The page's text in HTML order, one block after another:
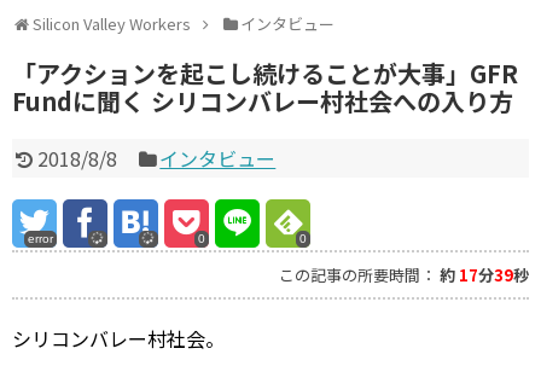
Silicon Valley Workers インタビュー
「アクションを起こし続けることが大事」GFR
Fundに聞く シリコンバレー村社会への入り方
2018/8/8 インタビュー
error 0 0
この記事の所要時間： 約 17分39秒
シリコンバレー村社会。